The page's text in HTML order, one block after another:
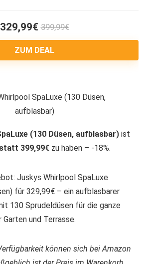
329,99€ 399,99€
ZUM DEAL
(130 Düsen, aufblasbar) ist
399,99€ zu haben – -18%.
Juskys Whirlpool SpaLuxe
für 329,99€ – ein aufblasbarer
130 Sprudeldüsen für die ganze
und Terrasse.
können sich bei Amazon